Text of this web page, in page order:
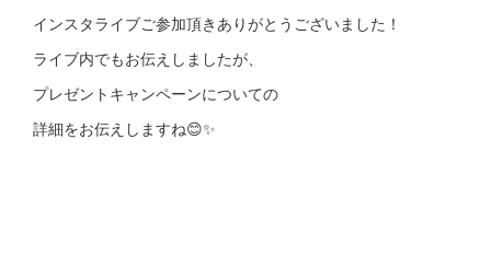
インスタライブご参加頂きありがとうございました！
ライブ内でもお伝えしましたが、
プレゼントキャンペーンについての
詳細をお伝えしますね😊✨